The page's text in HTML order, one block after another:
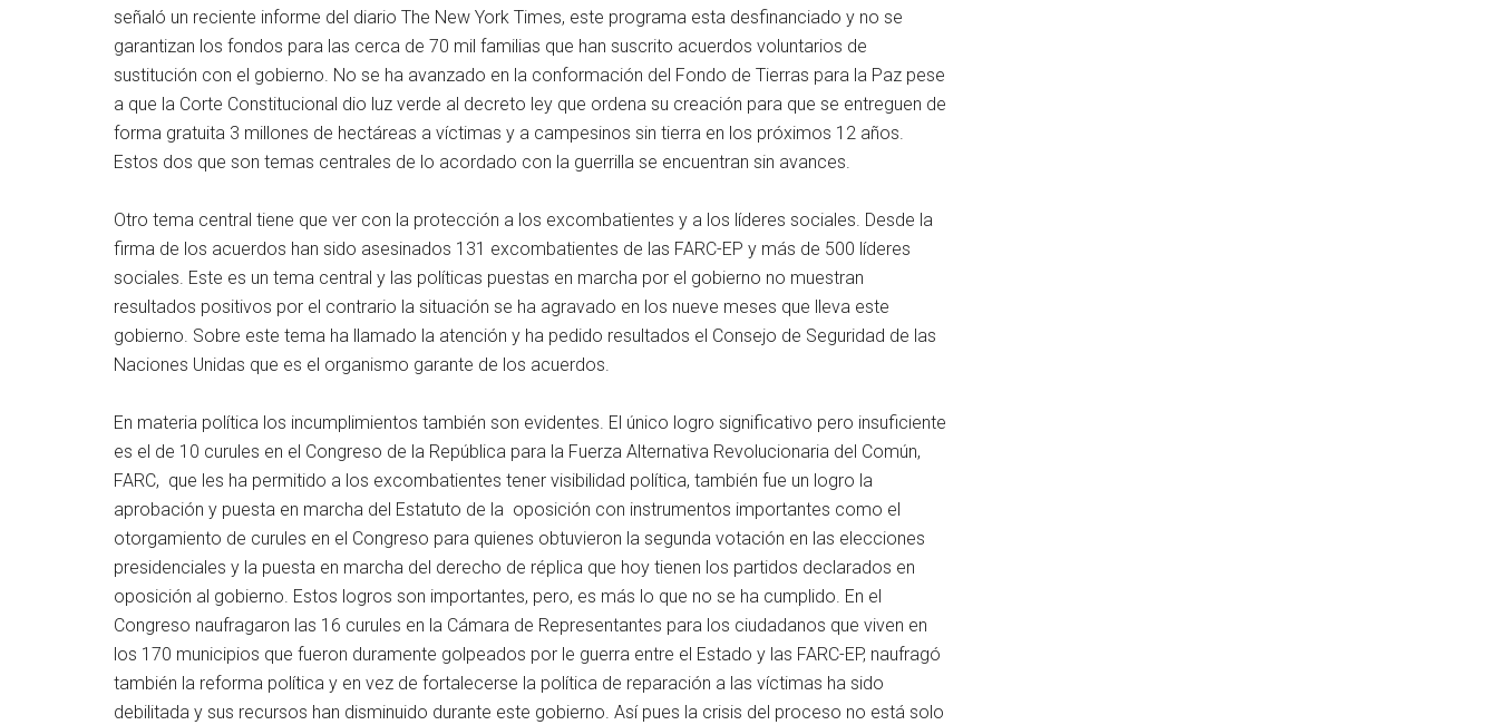
señaló un reciente informe del diario The New York Times, este programa esta desfinanciado y no se
garantizan los fondos para las cerca de 70 mil familias que han suscrito acuerdos voluntarios de
sustitución con el gobierno. No se ha avanzado en la conformación del Fondo de Tierras para la Paz pese
a que la Corte Constitucional dio luz verde al decreto ley que ordena su creación para que se entreguen de
forma gratuita 3 millones de hectáreas a víctimas y a campesinos sin tierra en los próximos 12 años.
Estos dos que son temas centrales de lo acordado con la guerrilla se encuentran sin avances.
Otro tema central tiene que ver con la protección a los excombatientes y a los líderes sociales. Desde la
firma de los acuerdos han sido asesinados 131 excombatientes de las FARC-EP y más de 500 líderes
sociales. Este es un tema central y las políticas puestas en marcha por el gobierno no muestran
resultados positivos por el contrario la situación se ha agravado en los nueve meses que lleva este
gobierno. Sobre este tema ha llamado la atención y ha pedido resultados el Consejo de Seguridad de las
Naciones Unidas que es el organismo garante de los acuerdos.
En materia política los incumplimientos también son evidentes. El único logro significativo pero insuficiente
es el de 10 curules en el Congreso de la República para la Fuerza Alternativa Revolucionaria del Común,
FARC, que les ha permitido a los excombatientes tener visibilidad política, también fue un logro la
aprobación y puesta en marcha del Estatuto de la oposición con instrumentos importantes como el
otorgamiento de curules en el Congreso para quienes obtuvieron la segunda votación en las elecciones
presidenciales y la puesta en marcha del derecho de réplica que hoy tienen los partidos declarados en
oposición al gobierno. Estos logros son importantes, pero, es más lo que no se ha cumplido. En el
Congreso naufragaron las 16 curules en la Cámara de Representantes para los ciudadanos que viven en
los 170 municipios que fueron duramente golpeados por le guerra entre el Estado y las FARC-EP, naufragó
también la reforma política y en vez de fortalecerse la política de reparación a las víctimas ha sido
debilitada y sus recursos han disminuido durante este gobierno. Así pues la crisis del proceso no está solo